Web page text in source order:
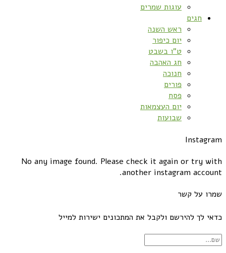
עוגות שמרים
חגים
ראש השנה
יום כיפור
ט”ו בשבט
חג האהבה
חנוכה
פורים
פסח
יום העצמאות
שבועות
Instagram
No any image found. Please check it again or try with
another instagram account.
שמרו על קשר
כדאי לך להירשם ולקבל את המתכונים ישירות למייל